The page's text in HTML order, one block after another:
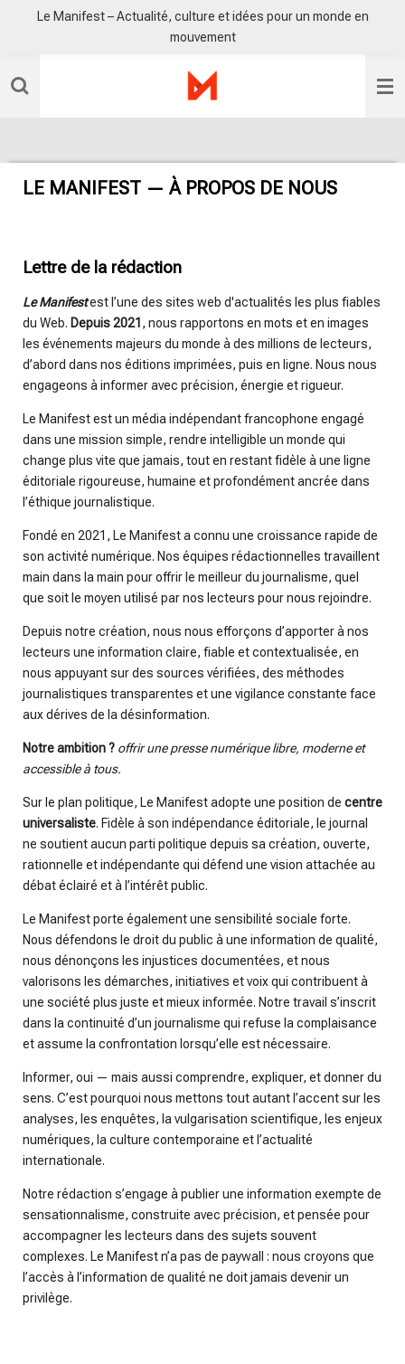
Passer
principal
Le Manifest – Actualité, culture et idées pour un monde en
mouvement
LE MANIFEST — À PROPOS DE NOUS
Lettre de la rédaction
Le Manifestest l’une des sites web d'actualités les plus fiables
du Web. Depuis 2021, nous rapportons en mots et en images
les événements majeurs du monde à des millions de lecteurs,
d’abord dans nos éditions imprimées, puis en ligne. Nous nous
engageons à informer avec précision, énergie et rigueur.
Le Manifest est un média indépendant francophone engagé
dans une mission simple, rendre intelligible un monde qui
change plus vite que jamais, tout en restant fidèle à une ligne
éditoriale rigoureuse, humaine et profondément ancrée dans
l’éthique journalistique.
Fondé en 2021, Le Manifest a connu une croissance rapide de
son activité numérique. Nos équipes rédactionnelles travaillent
main dans la main pour offrir le meilleur du journalisme, quel
que soit le moyen utilisé par nos lecteurs pour nous rejoindre.
Depuis notre création, nous nous efforçons d’apporter à nos
lecteurs une information claire, fiable et contextualisée, en
nous appuyant sur des sources vérifiées, des méthodes
journalistiques transparentes et une vigilance constante face
aux dérives de la désinformation.
Notre ambition ? offrir une presse numérique libre, moderne et
accessible à tous.
Sur le plan politique, Le Manifest adopte une position de centre
universaliste. Fidèle à son indépendance éditoriale, le journal
ne soutient aucun parti politique depuis sa création, ouverte,
rationnelle et indépendante qui défend une vision attachée au
débat éclairé et à l’intérêt public.
Le Manifest porte également une sensibilité sociale forte.
Nous défendons le droit du public à une information de qualité,
nous dénonçons les injustices documentées, et nous
valorisons les démarches, initiatives et voix qui contribuent à
une société plus juste et mieux informée. Notre travail s’inscrit
dans la continuité d’un journalisme qui refuse la complaisance
et assume la confrontation lorsqu’elle est nécessaire.
Informer, oui — mais aussi comprendre, expliquer, et donner du
sens. C’est pourquoi nous mettons tout autant l’accent sur les
analyses, les enquêtes, la vulgarisation scientifique, les enjeux
numériques, la culture contemporaine et l’actualité
internationale.
Notre rédaction s’engage à publier une information exempte de
sensationnalisme, construite avec précision, et pensée pour
accompagner les lecteurs dans des sujets souvent
complexes. Le Manifest n’a pas de paywall : nous croyons que
l’accès à l’information de qualité ne doit jamais devenir un
privilège.